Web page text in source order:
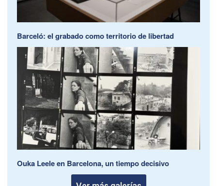
Barceló: el grabado como territorio de libertad
Ouka Leele en Barcelona, un tiempo decisivo